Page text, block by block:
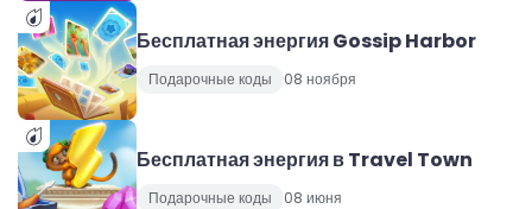
Бесплатная энергия Gossip Harbor
Подарочные коды 08 ноября
Бесплатная энергия в Travel Town
Подарочные коды 08 июня